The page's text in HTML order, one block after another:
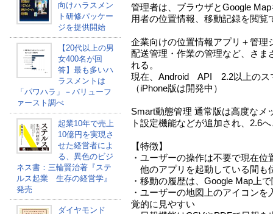
向けハラスメン
ト研修パッケー
ジを提供開始
【20代以上の男
女400名が回
答】最も多いハ
ラスメントは
「パワハラ」－バリューフ
ァースト調べ
起業10年で売上
10億円を実現さ
せた経営者によ
る、異色のビジ
ネス書：三輪賢治著『ステ
ルス起業 生存の経営学』
発売
ダイヤモンド
管理者は、ブラウザとGoogle
用者の位置情報、移動記録を閲覧
企業向けの位置情報アプリ＋管理
配送管理・作業の管理など、さま
れる。
現在、Android API 2.2以上のス
（iPhone版は開発中）
Smart動態管理 通常版は高度なメ
ト設定機能などが追加され、2.6
【特徴】
・ユーザーの操作は不要で現在位
他のアプリを起動している間も
・移動の履歴は、Google Map上
・ユーザーの地図上のアイコン
覚的に見やすい